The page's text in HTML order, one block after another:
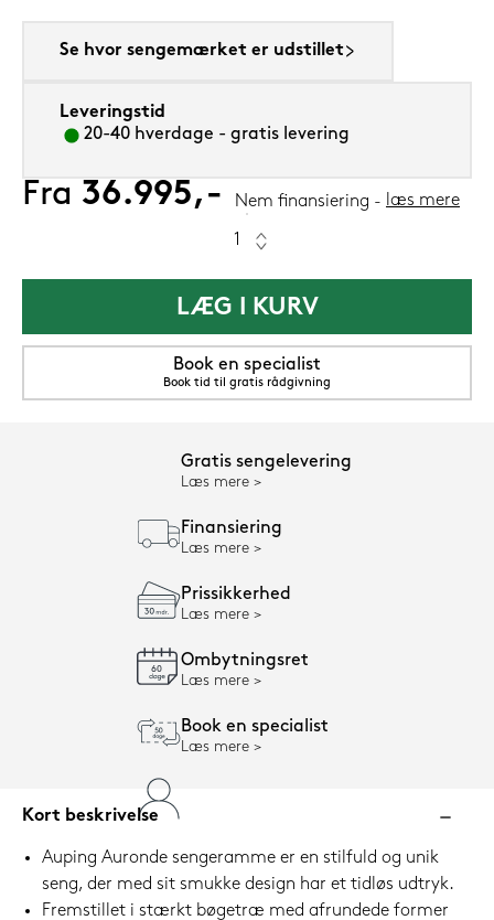
Se hvor sengemærket er udstillet
Leveringstid
20-40 hverdage - gratis levering
Fra 36.995,- Nem finansiering læs mere
LÆG I KURV
Book en specialist
Book tid til gratis rådgivning
Gratis sengelevering
Læs mere
Finansiering
Læs mere
Prissikkerhed
Læs mere
Ombytningsret
Læs mere
Book en specialist
Læs mere
Kort beskrivelse
Auping Auronde sengeramme er en stilfuld og unik
seng, der med sit smukke design har et tidløs udtryk.
Fremstillet i stærkt bøgetræ med afrundede former